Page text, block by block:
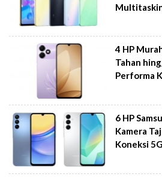
4 HP
Tahan
Performa
6 HP
Kamera
Koneksi 5G